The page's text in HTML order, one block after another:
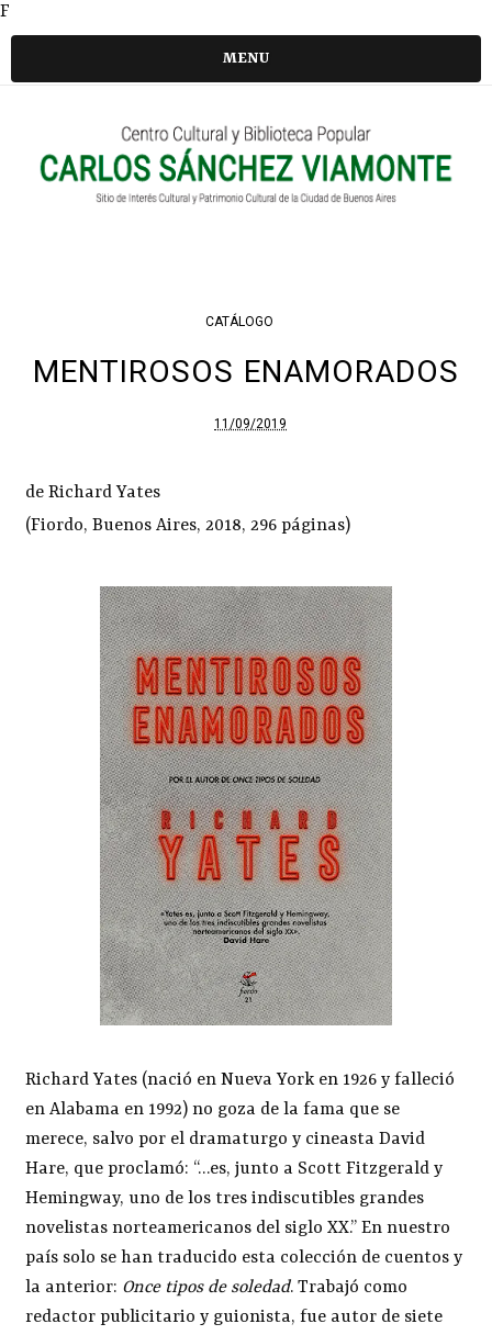
F
MENU
CATÁLOGO
MENTIROSOS ENAMORADOS
11/09/2019
de Richard Yates
(Fiordo, Buenos Aires, 2018, 296 páginas)
Richard Yates (nació en Nueva York en 1926 y falleció
en Alabama en 1992) no goza de la fama que se
merece, salvo por el dramaturgo y cineasta David
Hare, que proclamó: “…es, junto a Scott Fitzgerald y
Hemingway, uno de los tres indiscutibles grandes
novelistas norteamericanos del siglo XX.” En nuestro
país solo se han traducido esta colección de cuentos y
la anterior: Once tipos de soledad. Trabajó como
redactor publicitario y guionista, fue autor de siete